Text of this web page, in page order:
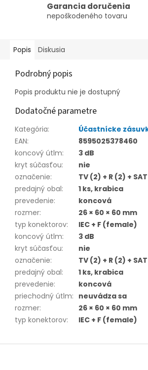
Garancia doručenia
nepoškodeného tovaru
Popis Diskusia
Podrobný popis
Popis produktu nie je dostupný
Dodatočné parametre
Kategória:
Účastnícke
EAN:
8595025378460
koncový útlm:
3 dB
kryt súčasťou:
nie
označenie:
TV (2) + R (2) +
predajný obal:
1 ks, krabica
prevedenie:
koncová
rozmer:
26 × 60 × 60 mm
typ konektorov:
IEC + F (female)
koncový útlm:
3 dB
kryt súčasťou:
nie
označenie:
TV (2) + R (2) +
predajný obal:
1 ks, krabica
prevedenie:
koncová
priechodný útlm: neuvádza sa
rozmer:
26 × 60 × 60 mm
typ konektorov: IEC + F (female)
Z